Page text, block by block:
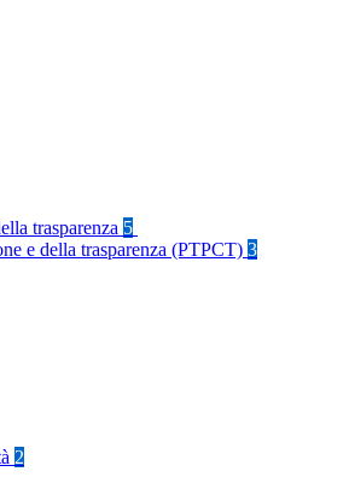
trasparenza 5
e della trasparenza (PTPCT) 3
2